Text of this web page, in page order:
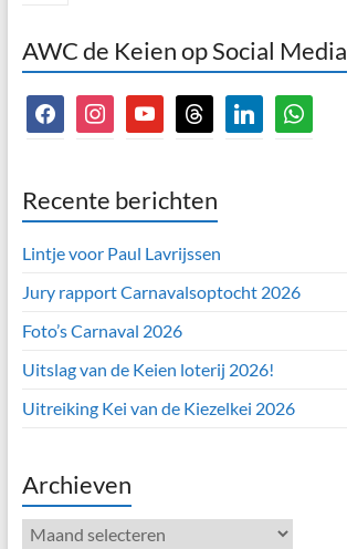
AWC de Keien op Social Media
facebookinstagramyoutubethreads linkedinwhatsapp
Recente berichten
Lintje voor Paul Lavrijssen
Jury rapport Carnavalsoptocht 2026
Foto’s Carnaval 2026
Uitslag van de Keien loterij 2026!
Uitreiking Kei van de Kiezelkei 2026
Archieven
Archieven